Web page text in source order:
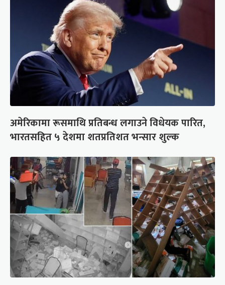
अमेरिकामा रूसमाथि प्रतिबन्ध लगाउने विधेयक पारित,
भारतसहित ५ देशमा शतप्रतिशत भन्सार शुल्क